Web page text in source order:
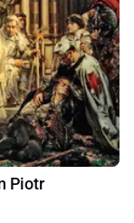
Piotr